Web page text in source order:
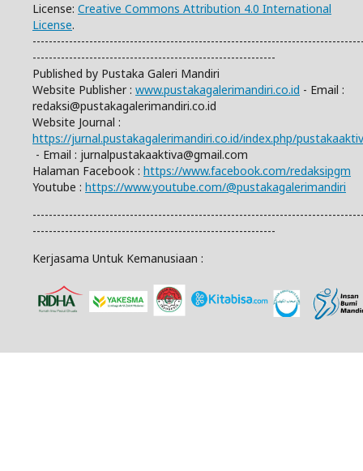
License: Creative Commons Attribution 4.0 International
License.
------------------------------------------------------------
Published by Pustaka Galeri Mandiri
Website Publisher : www.pustakagalerimandiri.co.id - Email :
redaksi@pustakagalerimandiri.co.id
Website Journal :
https://jurnal.pustakagalerimandiri.co.id/index.php/
- Email : jurnalpustakaaktiva@gmail.com
Halaman Facebook : https://www.facebook.com/redaksipgm
Youtube : https://www.youtube.com/@pustakagalerimandiri
------------------------------------------------------------
Kerjasama Untuk Kemanusiaan :